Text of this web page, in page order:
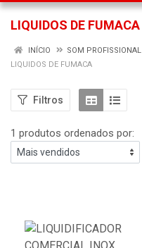
LIQUIDOS DE FUMACA
INÍCIO
SOM PROFISSIONAL
LIQUIDOS DE FUMACA
Filtros
1 produtos ordenados por: